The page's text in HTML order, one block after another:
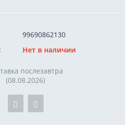
99690862130
Нет в наличии
послезавтра
(08.08.2026)